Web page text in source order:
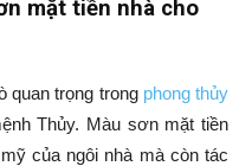
mặt tiền nhà cho
quan trọng trong phong thủy
Thủy. Màu sơn mặt tiền
của ngôi nhà mà còn tác